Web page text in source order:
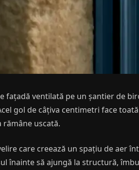
fațadă ventilată pe un șantier de
gol de câțiva centimetri face
uscată.
care creează un spațiu de aer
înainte să ajungă la structură,